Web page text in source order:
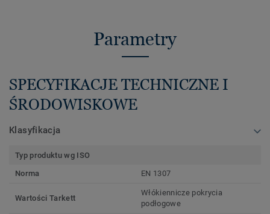
Parametry
SPECYFIKACJE TECHNICZNE I
ŚRODOWISKOWE
Klasyfikacja
Typ produktu wg ISO
Norma
EN 1307
Wartości Tarkett
Włókiennicze pokrycia
podłogowe